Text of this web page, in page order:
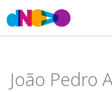
to
content
João Pedro